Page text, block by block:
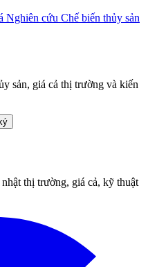
Nghiên cứu Chế biến thủy sản
sản, giá cả thị trường và kiến
thị trường, giá cả, kỹ thuật